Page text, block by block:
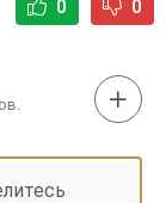
0 0